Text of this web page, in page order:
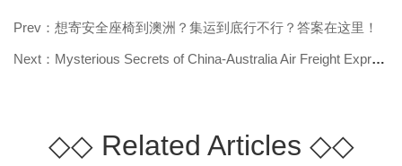
Prev：想寄安全座椅到澳洲？集运到底行不行？答案在这里！
Next：Mysterious Secrets of China-Australia Air Freight Express Shipping Line
◇◇Related Articles ◇◇